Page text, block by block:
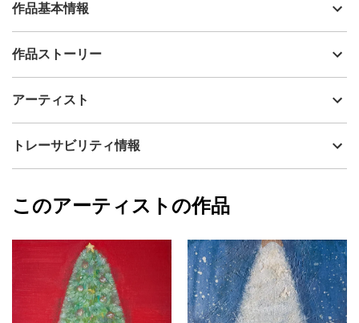
作品基本情報
出品者
制作年
技法
水彩
カラー
赤
ピンク
ジャンル
配送目安
二週間以内
作品ストーリー
癒しを与えてくれます。 この動物たちは自分の意思で飛んでいる
いています。
アーティスト
MiuMiu
フォローする
トレーサビリティ情報
MiuMiu
このアーティストの作品